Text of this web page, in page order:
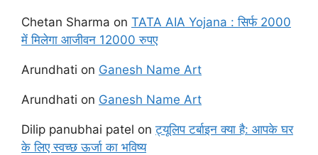
Chetan Sharma on TATA AIA Yojana : सिर्फ 2000
में मिलेगा आजीवन 12000 रुपए
Arundhati on Ganesh Name Art
Arundhati on Ganesh Name Art
Dilip panubhai patel onट्यूलिप टर्बाइन क्या है: आपके घर
के लिए स्वच्छ ऊर्जा का भविष्य